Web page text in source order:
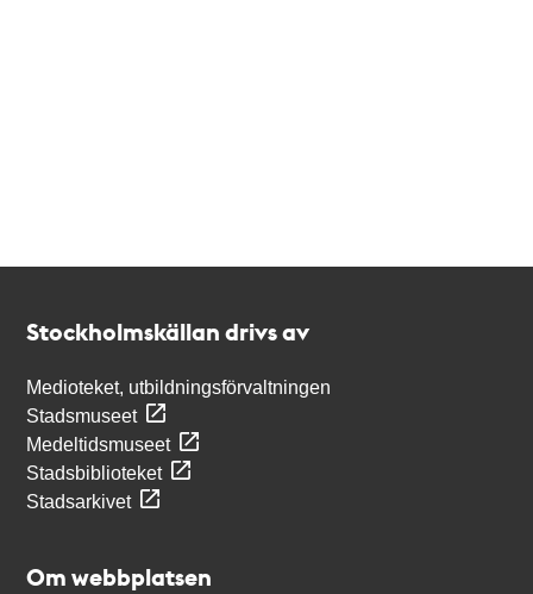
Stockholmskällan drivs av
Medioteket, utbildningsförvaltningen
Stadsmuseet
Medeltidsmuseet
Stadsbiblioteket
Stadsarkivet
Om webbplatsen